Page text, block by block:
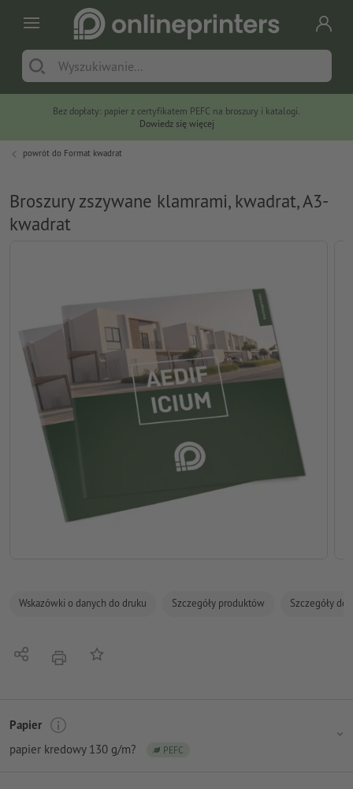
Bez dopłaty: papier z certyfikatem PEFC na broszury i katalogi.
Dowiedz się więcej
powrót do Format kwadrat
Broszury zszywane klamrami, kwadrat, A3-
kwadrat
Wskazówki o danych do druku Szczegóły produktów Szczegóły
UdostępnijNacisnąćDo listy obserwowanych
Papier
papier kredowy 130 g/m?
PEFC